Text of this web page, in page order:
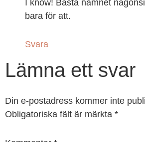
I know! Bästa namnet
bara för att.
Svara
Lämna ett svar
Din e-postadress kommer inte
Obligatoriska fält är märkta *